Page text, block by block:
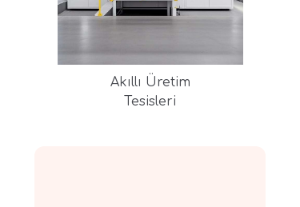
Akıllı Üretim
Tesisleri